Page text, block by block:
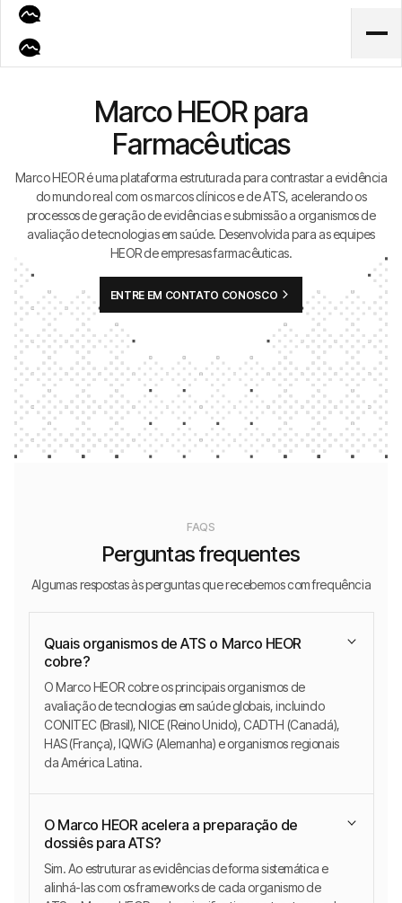
Marco HEOR para
Farmacêuticas
Marco HEOR é uma plataforma estruturada para contrastar a evidência
do mundo real com os marcos clínicos e de ATS, acelerando os
processos de geração de evidências e submissão a organismos de
avaliação de tecnologias em saúde. Desenvolvida para as equipes
HEOR de empresas farmacêuticas.
ENTRE EM CONTATO CONOSCO
FAQS
Perguntas frequentes
Algumas respostas às perguntas que recebemos com frequência
Quais organismos de ATS o Marco HEOR
cobre?
O Marco HEOR cobre os principais organismos de
avaliação de tecnologias em saúde globais, incluindo
CONITEC (Brasil), NICE (Reino Unido), CADTH (Canadá),
HAS (França), IQWiG (Alemanha) e organismos regionais
da América Latina.
O Marco HEOR acelera a preparação de
dossiês para ATS?
Sim. Ao estruturar as evidências de forma sistemática e
alinhá-las com os frameworks de cada organismo de